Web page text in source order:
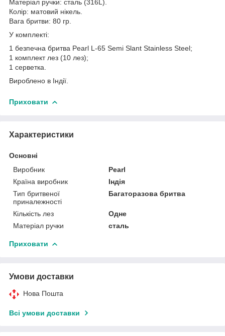
Матеріал ручки: сталь (316L).
Колір: матовий нікель.
Вага бритви: 80 гр.
У комплекті:
1 безпечна бритва Pearl L-65 Semi Slant Stainless Steel;
1 комплект лез (10 лез);
1 серветка.
Вироблено в Індії.
Приховати
Характеристики
Основні
Виробник
Pearl
Країна виробник
Індія
Тип бритвеної
приналежності
Багаторазова бритва
Кількість лез
Одне
Матеріал ручки
сталь
Приховати
Умови доставки
Нова Пошта
Всі умови доставки